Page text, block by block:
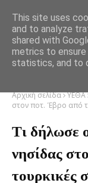
Αρχική σελίδα ΥΕΘΑ
στον ποτ. Έβρο από
Τι δήλωσε
νησίδας
τουρκικές
This site uses
and to analyze
shared with
metrics to
statistics, and to